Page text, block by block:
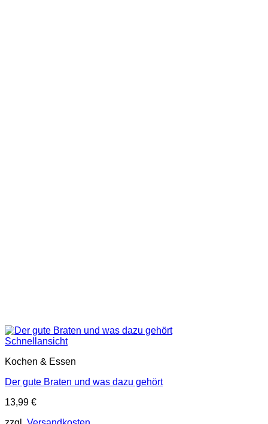
Schnellansicht
Kochen & Essen
Der gute Braten und was dazu gehört
13,99 €